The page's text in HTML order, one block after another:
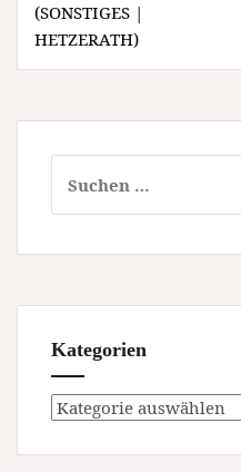
(SONSTIGES |
HETZERATH)
nach:
Kategorien
Kategorien